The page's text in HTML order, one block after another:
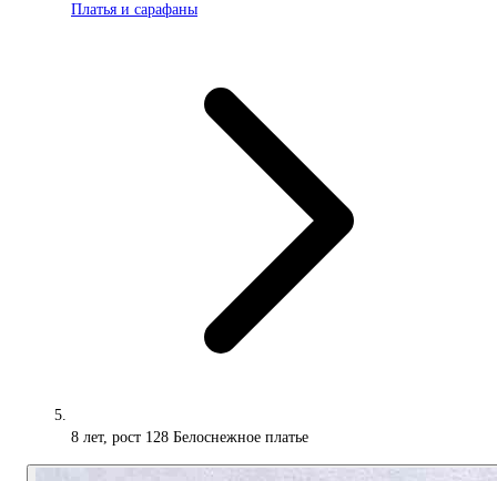
Платья и сарафаны
8 лет, рост 128 Белоснежное платье